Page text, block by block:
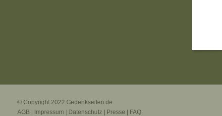
© Copyright 2022 Gedenkseiten.de
AGB
Impressum Datenschutz Presse
FAQ